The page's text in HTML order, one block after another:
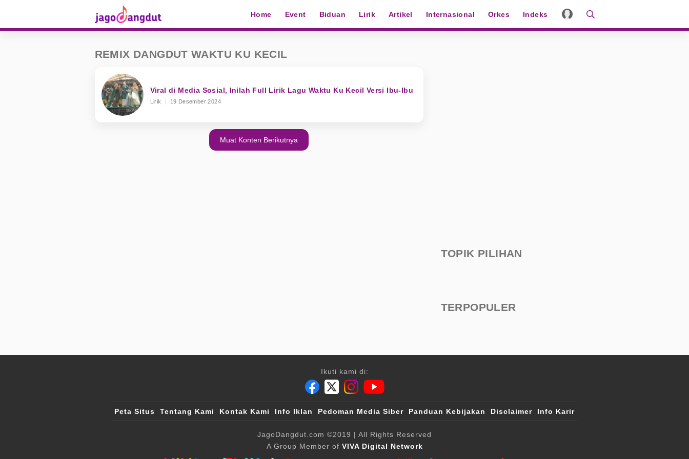
Home Event Biduan Lirik Artikel Internasional Orkes Indeks
REMIX DANGDUT WAKTU KU KECIL
Viral di Media Sosial, Inilah Full Lirik Lagu Waktu Ku Kecil Versi Ibu-Ibu
Lirik 19 Desember 2024
Muat Konten Berikutnya
TOPIK PILIHAN
TERPOPULER
Ikuti kami di:
Peta Situs Tentang Kami Kontak Kami Info Iklan Pedoman Media Siber Panduan Kebijakan Disclaimer Info Karir
JagoDangdut.com ©2019 | All Rights Reserved
A Group Member of VIVA Digital Network